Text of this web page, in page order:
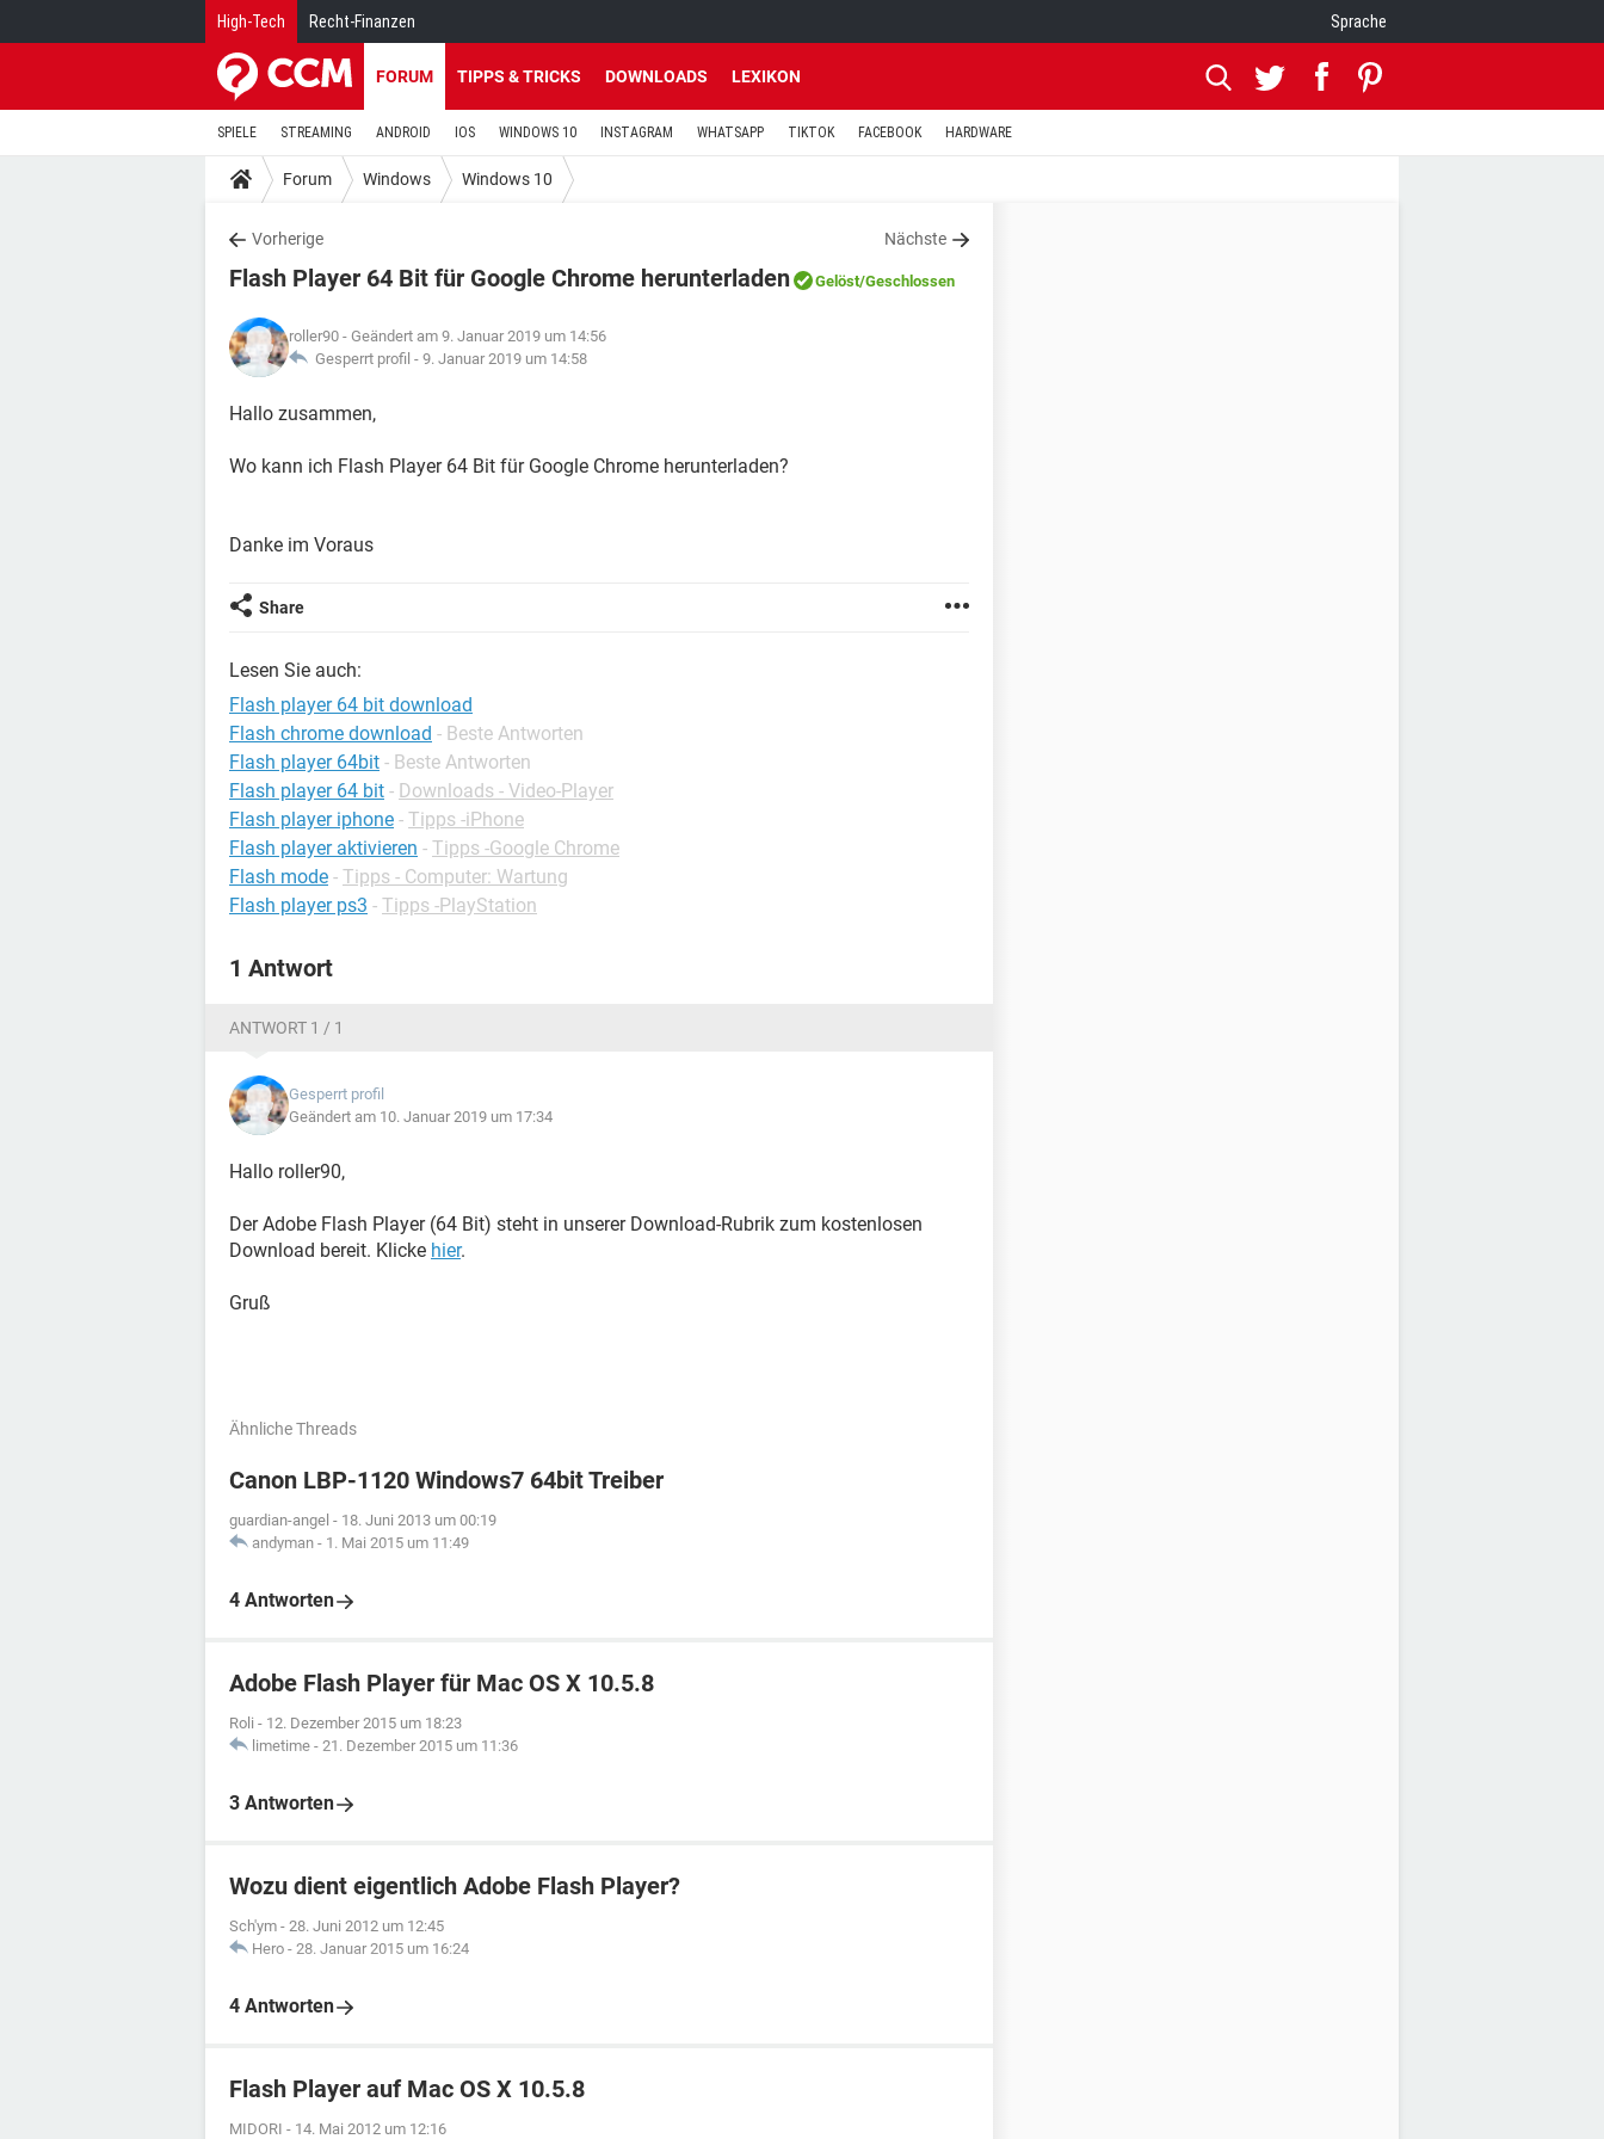
High-Tech Recht-Finanzen Sprache
FORUM TIPPS & TRICKS DOWNLOADS LEXIKON
SPIELE STREAMING ANDROID IOS WINDOWS 10 INSTAGRAM WHATSAPP TIKTOK FACEBOOK HARDWARE
Forum Windows Windows 10
Vorherige Nächste
Flash Player 64 Bit für Google Chrome herunterladen Gelöst/Geschlossen
roller90 - Geändert am 9. Januar 2019 um 14:56
Gesperrt profil - 9. Januar 2019 um 14:58
Hallo zusammen,
Wo kann ich Flash Player 64 Bit für Google Chrome herunterladen?
Danke im Voraus
Share
Lesen Sie auch:
Flash player 64 bit download
Flash chrome download - Beste Antworten
Flash player 64bit - Beste Antworten
Flash player 64 bit - Downloads - Video-Player
Flash player iphone - Tipps -iPhone
Flash player aktivieren - Tipps -Google Chrome
Flash mode - Tipps - Computer: Wartung
Flash player ps3 - Tipps -PlayStation
1 Antwort
ANTWORT 1 / 1
Gesperrt profil
Geändert am 10. Januar 2019 um 17:34
Hallo roller90,
Der Adobe Flash Player (64 Bit) steht in unserer Download-Rubrik zum kostenlosen
Download bereit. Klicke hier.
Gruß
Ähnliche Threads
Canon LBP-1120 Windows7 64bit Treiber
guardian-angel - 18. Juni 2013 um 00:19
andyman - 1. Mai 2015 um 11:49
4 Antworten
Adobe Flash Player für Mac OS X 10.5.8
Roli - 12. Dezember 2015 um 18:23
limetime - 21. Dezember 2015 um 11:36
3 Antworten
Wozu dient eigentlich Adobe Flash Player?
Sch'ym - 28. Juni 2012 um 12:45
Hero - 28. Januar 2015 um 16:24
4 Antworten
Flash Player auf Mac OS X 10.5.8
MIDORI - 14. Mai 2012 um 12:16